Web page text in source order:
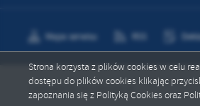
Strona korzysta z plików cookies w celu
dostępu do plików cookies klikając
zapoznania się z Polityką Cookies oraz
Mapa serwisu
Copyright by szczekociny.pl